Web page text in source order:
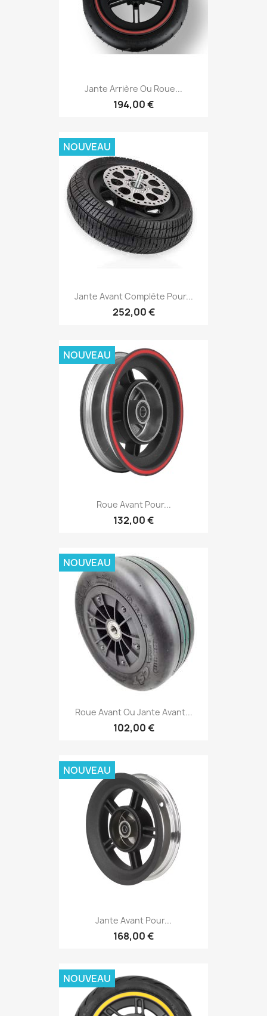
Jante Arrière Ou Roue...
194,00 €
Jante Avant Complète Pour...
252,00 €
NOUVEAU
Roue Avant Pour...
132,00 €
NOUVEAU
Roue Avant Ou Jante Avant...
102,00 €
NOUVEAU
Jante Avant Pour...
168,00 €
NOUVEAU
NOUVEAU